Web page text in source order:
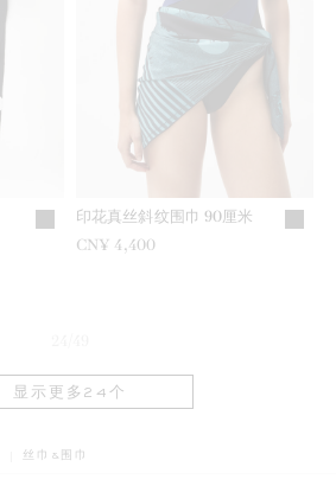
印花真丝斜纹围巾 90厘米
CN¥ 4,400
显示更多24个
BREADCRUMB.ADA.LABEL.CURRENT
丝巾&围巾